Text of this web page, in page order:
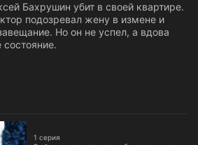
Бахрушин убит в своей квартире.
подозревал жену в измене и
Но он не успел, а вдова
состояние.
1 серия